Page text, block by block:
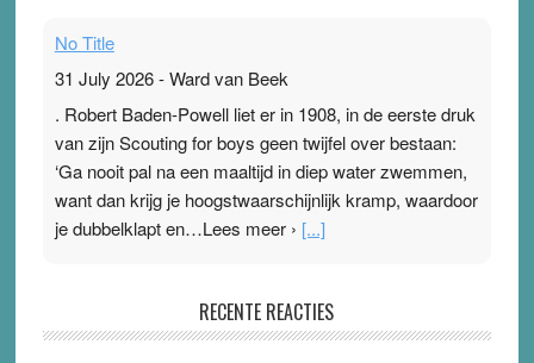
No Title
31 July 2026-Ward van Beek
. Robert Baden-Powell liet er in 1908, in de eerste druk
van zijn Scouting for boys geen twijfel over bestaan:
‘Ga nooit pal na een maaltijd in diep water zwemmen,
want dan krijg je hoogstwaarschijnlijk kramp, waardoor
je dubbelklapt en…Lees meer › [...]
Ward van Beek
RECENTE REACTIES